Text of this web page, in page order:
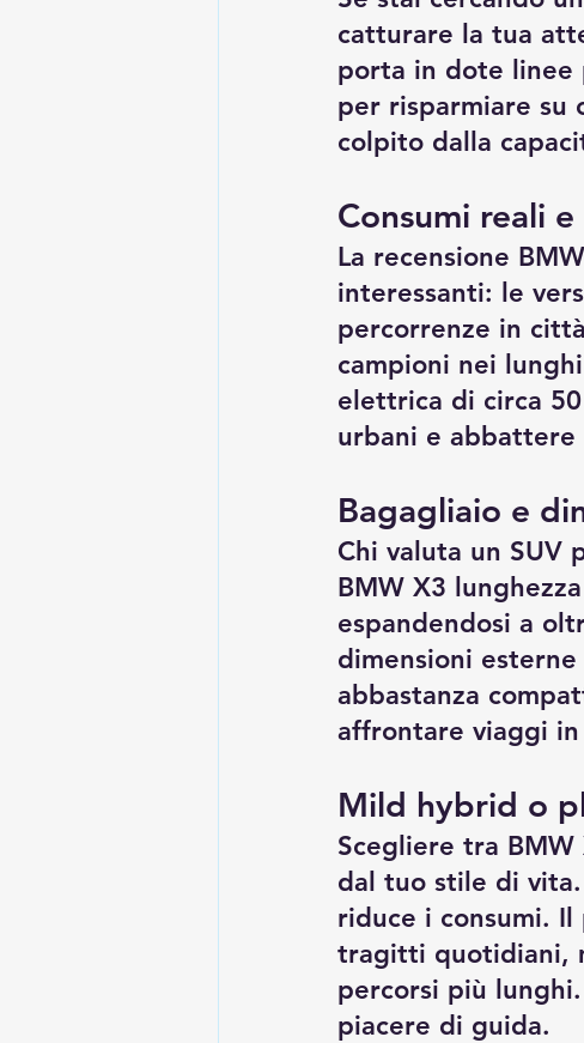
catturare la tua
porta in dote linee
per risparmiare su
colpito dalla
Consumi reali
La recensione
interessanti: le
percorrenze in
campioni nei
elettrica di circa
urbani e
Bagagliaio e
Chi valuta un SUV
BMW X3
espandendosi a
dimensioni
abbastanza
affrontare viaggi
Mild hybrid o
Scegliere tra
dal tuo stile di
riduce i consumi.
tragitti quotidiani,
percorsi più
piacere di guida.